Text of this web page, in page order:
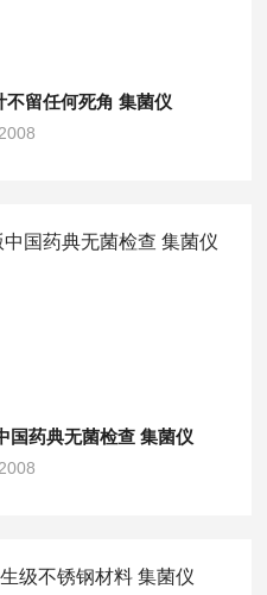
不留任何死角 集菌仪
国药典无菌检查 集菌仪